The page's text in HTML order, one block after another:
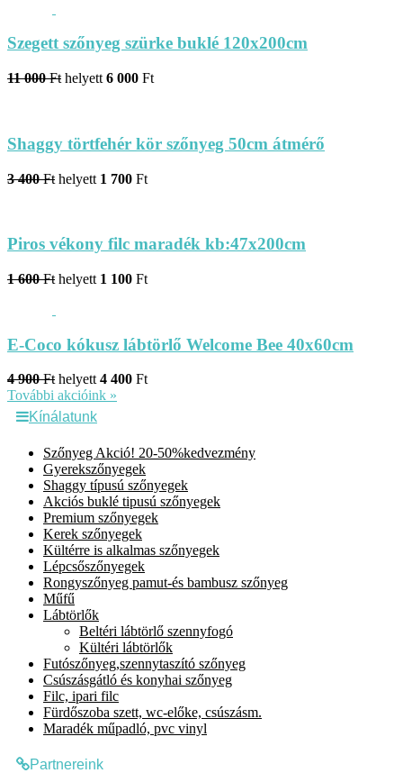
Szegett szőnyeg szürke buklé 120x200cm
11 000 Ft helyett 6 000 Ft
Shaggy törtfehér kör szőnyeg 50cm átmérő
3 400 Ft helyett 1 700 Ft
Piros vékony filc maradék kb:47x200cm
1 600 Ft helyett 1 100 Ft
E-Coco kókusz lábtörlő Welcome Bee 40x60cm
4 900 Fthelyett4 400 Ft
További akcióink »
Kínálatunk
Szőnyeg Akció! 20-50%kedvezmény
Gyerekszőnyegek
Shaggy típusú szőnyegek
Akciós buklé tipusú szőnyegek
Premium szőnyegek
Kerek szőnyegek
Kültérre is alkalmas szőnyegek
Lépcsőszőnyegek
Rongyszőnyeg pamut-és bambusz szőnyeg
Műfű
Lábtörlők
Beltéri lábtörlő szennyfogó
Kültéri lábtörlők
Futószőnyeg,szennytaszító szőnyeg
Csúszásgátló és konyhai szőnyeg
Filc, ipari filc
Fürdőszoba szett, wc-előke, csúszásm.
Maradék műpadló, pvc vinyl
Partnereink